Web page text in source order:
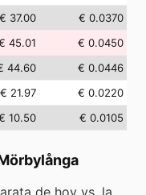
€ 37.00
€ 0.0370
45.01
€ 0.0450
44.60
€ 0.0446
€ 21.97
€ 0.0220
10.50 € 0.0105
de hoy vs. la